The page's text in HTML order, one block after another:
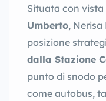
Situata con vista
Umberto, Nerisa
posizione
dalla Stazione
punto di snodo
come autobus,